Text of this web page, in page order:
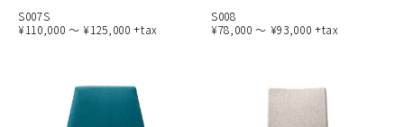
S007S
¥110,000 ～ ¥125,000 +tax
S008
¥78,000 ～ ¥93,000 +tax